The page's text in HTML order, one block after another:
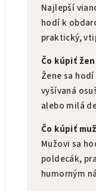
Najlepší
hodí k
praktický,
Čo kúpiť
Žene sa
vyšívaná
alebo milá
Čo kúpiť
Mužovi sa
poldecák,
humorným